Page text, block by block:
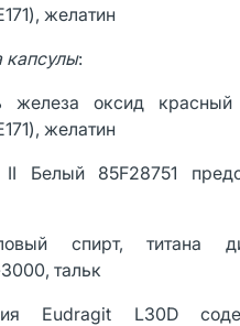
желатин
:
железа оксид красный
желатин
Белый 85F28751
спирт, титана
тальк
Eudragit L30D